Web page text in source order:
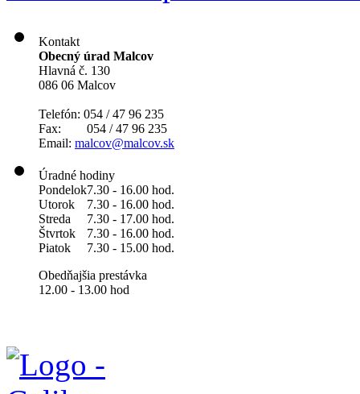
Kontakt
Obecný úrad Malcov
Hlavná č. 130
086 06 Malcov
Telefón: 054 / 47 96 235
Fax: 054 / 47 96 235
Email: malcov@malcov.sk
Úradné hodiny
Pondelok7.30 - 16.00 hod.
Utorok
7.30 - 16.00 hod.
Streda
7.30 - 17.00 hod.
Štvrtok
7.30 - 16.00 hod.
Piatok
7.30 - 15.00 hod.
Obedňajšia prestávka
12.00 - 13.00 hod